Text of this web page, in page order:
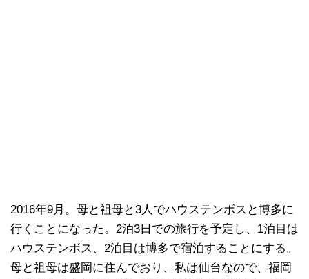
2016年9月。母と祖母と3人でハウステンボスと博多に
行くことになった。2泊3日での旅行を予定し、1泊目は
ハウステンボス、2泊目は博多で宿泊することにする。
母と祖母は盛岡に住んでおり、私は仙台なので、福岡